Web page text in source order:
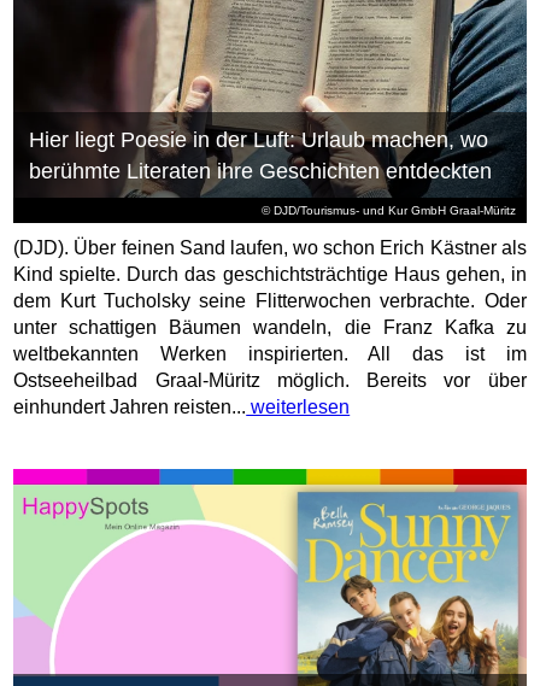
© DJD/Tourismus- und Kur GmbH Graal-Müritz
Hier liegt Poesie in der Luft: Urlaub machen, wo
berühmte Literaten ihre Geschichten entdeckten
(DJD). Über feinen Sand laufen, wo schon Erich Kästner als
Kind spielte. Durch das geschichtsträchtige Haus gehen, in
dem Kurt Tucholsky seine Flitterwochen verbrachte. Oder
unter schattigen Bäumen wandeln, die Franz Kafka zu
weltbekannten Werken inspirierten. All das ist im
Ostseeheilbad Graal-Müritz möglich. Bereits vor über
einhundert Jahren reisten... weiterlesen